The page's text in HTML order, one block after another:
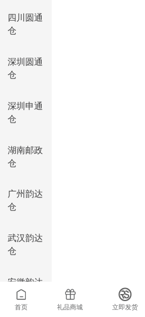
四川圆通
仓
深圳圆通
仓
深圳申通
仓
湖南邮政
仓
广州韵达
仓
武汉韵达
仓
安徽韵达
仓
首页 礼品商城 立即发货